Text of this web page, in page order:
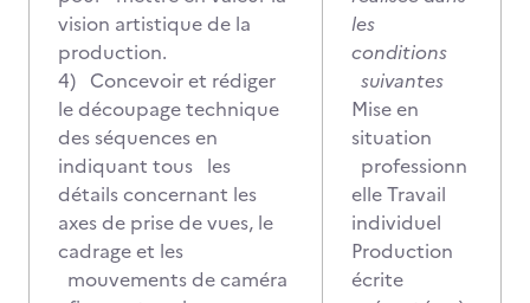
vision artistique de la
production.
4) Concevoir et rédiger
le découpage technique
des séquences en
indiquant tous les
détails concernant les
axes de prise de vues, le
cadrage et les
mouvements de caméra
les
conditions
suivantes
Mise en
situation
professionn
elle Travail
individuel
Production
écrite